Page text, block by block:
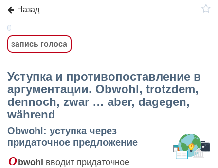
Назад
запись голоса
Уступка и противопоставление в
аргументации. Obwohl, trotzdem,
dennoch, zwar … aber, dagegen,
während
Obwohl: уступка через
придаточное предложение
O bwohl вводит придаточное